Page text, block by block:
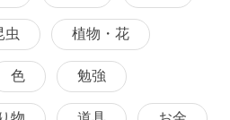
虫 植物・花
色 勉強